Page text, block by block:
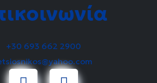
+30 693 662 2900